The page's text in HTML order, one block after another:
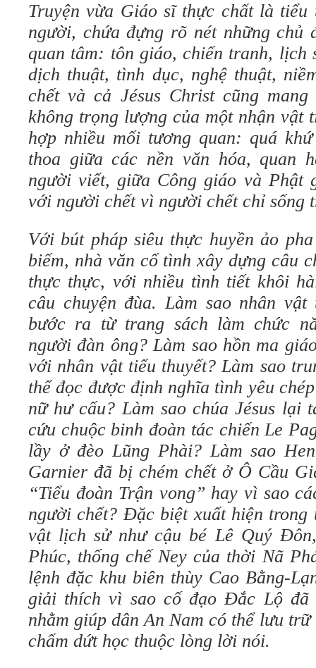
Truyện vừa Giáo sĩ thực chất là tiểu
người, chứa đựng rõ nét những chủ
quan tâm: tôn giáo, chiến tranh, lịch
dịch thuật, tình dục, nghệ thuật,
chết và cả Jésus Christ cũng
không trọng lượng của một nhận vật
hợp nhiều mối tương quan: quá
thoa giữa các nền văn hóa, quan
người viết, giữa Công giáo và Phật
với người chết vì người chết chỉ sống
Với bút pháp siêu thực huyền ảo
biếm, nhà văn cố tình xây dựng câu
thực thực, với nhiều tình tiết khôi
câu chuyện đùa. Làm sao nhân
bước ra từ trang sách làm chức
người đàn ông? Làm sao hồn ma
với nhân vật tiểu thuyết? Làm sao
thể đọc được định nghĩa tình yêu
nữ hư cấu? Làm sao chúa Jésus lại
cứu chuộc binh đoàn tác chiến Le
lầy ở đèo Lũng Phài? Làm sao
Garnier đã bị chém chết ở Ô Cầu
“Tiểu đoàn Trận vong” hay vì sao
người chết? Đặc biệt xuất hiện trong
vật lịch sử như cậu bé Lê Quý
Phúc, thống chế Ney của thời Nã
lệnh đặc khu biên thùy Cao Bằng-
giải thích vì sao cố đạo Đắc Lộ đã
nhằm giúp dân An Nam có thể lưu
chấm dứt học thuộc lòng lời nói.